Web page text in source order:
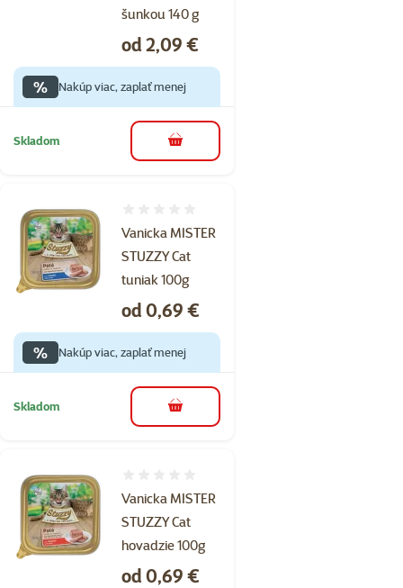
šunkou 140 g
Cena
od 2,09 €
% Nakúp viac, zaplať menej
Skladom do košíka
Vanicka MISTER
STUZZY Cat
tuniak 100g
Cena
od 0,69 €
% Nakúp viac, zaplať menej
Skladom do košíka
Vanicka MISTER
STUZZY Cat
hovadzie 100g
Cena
od 0,69 €